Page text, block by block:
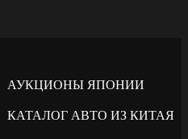
АУКЦИОНЫ ЯПОНИИ
КАТАЛОГ АВТО ИЗ КИТАЯ